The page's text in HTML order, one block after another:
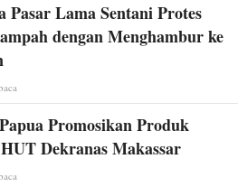
Pasar Lama Sentani Protes
dengan Menghambur ke
Promosikan Produk
Dekranas Makassar